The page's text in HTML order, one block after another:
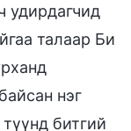
удирдагчид
талаар Би
нэг
битгий